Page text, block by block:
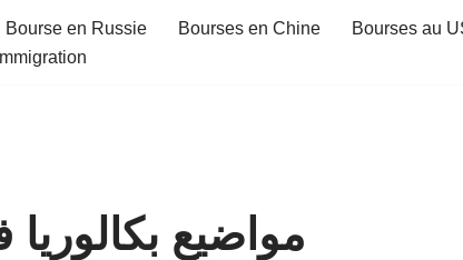
Bourse en Russie Bourses en Chine Bourses au
مواضيع